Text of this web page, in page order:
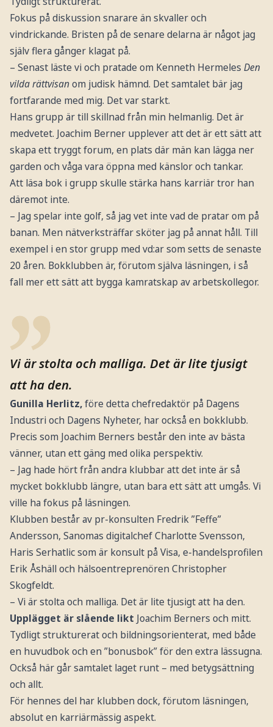
Fokus på diskussion snarare än skvaller och
vindrickande. Bristen på de senare delarna är något jag
själv flera gånger klagat på.
– Senast läste vi och pratade om Kenneth Hermeles Den
vilda rättvisanom judisk hämnd. Det samtalet bär jag
fortfarande med mig. Det var starkt.
Hans grupp är till skillnad från min helmanlig. Det är
medvetet. Joachim Berner upplever att det är ett sätt att
skapa ett tryggt forum, en plats där män kan lägga ner
garden och våga vara öppna med känslor och tankar.
Att läsa bok i grupp skulle stärka hans karriär tror han
däremot inte.
– Jag spelar inte golf, så jag vet inte vad de pratar om på
banan. Men nätverksträffar sköter jag på annat håll. Till
exempel i en stor grupp med vd:ar som setts de senaste
20 åren. Bokklubben är, förutom själva läsningen, i så
fall mer ett sätt att bygga kamratskap av arbetskollegor.
Vi är stolta och malliga. Det är lite tjusigt
att ha den.
Gunilla Herlitz,före detta chefredaktör på Dagens
Industri och Dagens Nyheter, har också en bokklubb.
Precis som Joachim Berners består den inte av bästa
vänner, utan ett gäng med olika perspektiv.
– Jag hade hört från andra klubbar att det inte är så
mycket bokklubb längre, utan bara ett sätt att umgås. Vi
ville ha fokus på läsningen.
Klubben består av pr-konsulten Fredrik ”Feffe”
Andersson, Sanomas digitalchef Charlotte Svensson,
Haris Serhatlic som är konsult på Visa, e-handelsprofilen
Erik Åshäll och hälsoentreprenören Christopher
Skogfeldt.
– Vi är stolta och malliga. Det är lite tjusigt att ha den.
Upplägget är slående likt Joachim Berners och mitt.
Tydligt strukturerat och bildningsorienterat, med både
en huvudbok och en ”bonusbok” för den extra lässugna.
Också här går samtalet laget runt – med betygsättning
och allt.
För hennes del har klubben dock, förutom läsningen,
absolut en karriärmässig aspekt.